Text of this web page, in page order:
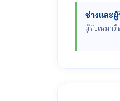
ช่างและผู้
ผู้รับเหมา